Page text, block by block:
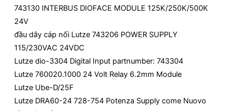
743130 INTERBUS DIOFACE MODULE 125K/250K/500K
24V
đầu dây cáp nối Lutze 743206 POWER SUPPLY
115/230VAC 24VDC
Lutze dio-3304 Digital Input partnumber: 743304
Lutze 760020.1000 24 Volt Relay 6.2mm Module
Lutze Ube-D/25F
Lutze DRA60-24 728-754 Potenza Supply come Nuovo